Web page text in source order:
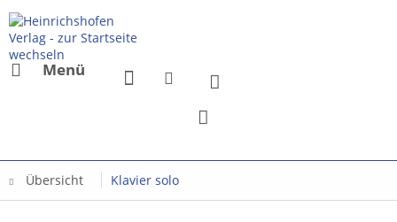
Menü
Übersicht Klavier solo